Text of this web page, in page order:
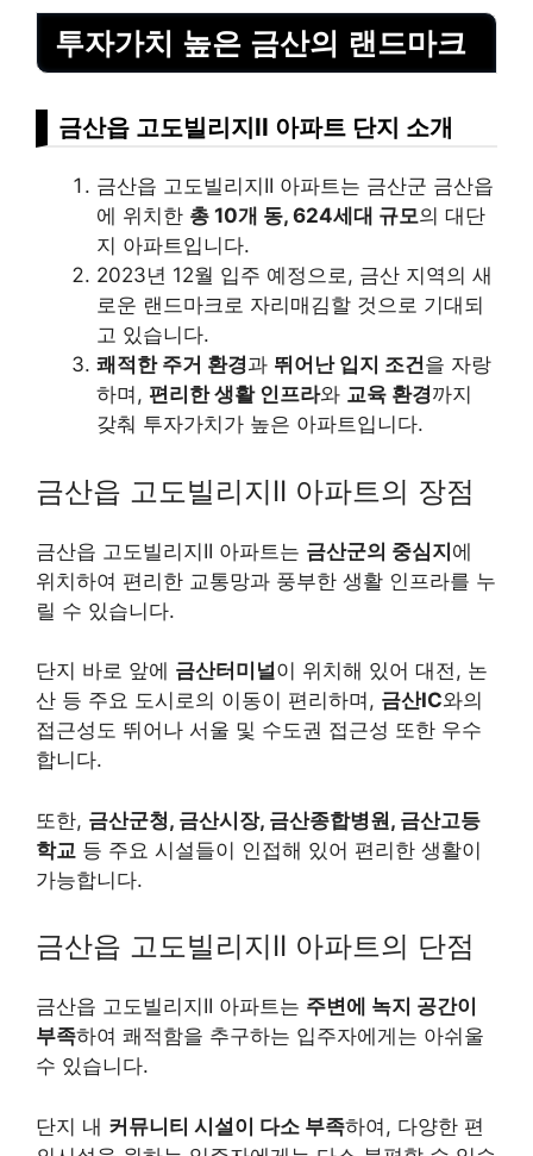
투자가치 높은 금산의 랜드마크
금산읍 고도빌리지II 아파트 단지 소개
금산읍 고도빌리지II 아파트는 금산군 금산읍
에 위치한 총 10개 동, 624세대 규모의 대단
지 아파트입니다.
2023년 12월 입주 예정으로, 금산 지역의 새
로운 랜드마크로 자리매김할 것으로 기대되
고 있습니다.
쾌적한 주거 환경과 뛰어난 입지 조건을 자랑
하며, 편리한 생활 인프라와 교육 환경까지
갖춰 투자가치가 높은 아파트입니다.
금산읍 고도빌리지II 아파트의 장점
금산읍 고도빌리지II 아파트는 금산군의 중심지에
위치하여 편리한 교통망과 풍부한 생활 인프라를 누
릴 수 있습니다.
단지 바로 앞에 금산터미널이 위치해 있어 대전, 논
산 등 주요 도시로의 이동이 편리하며, 금산IC와의
접근성도 뛰어나 서울 및 수도권 접근성 또한 우수
합니다.
또한, 금산군청, 금산시장, 금산종합병원, 금산고등
학교 등 주요 시설들이 인접해 있어 편리한 생활이
가능합니다.
금산읍 고도빌리지II 아파트의 단점
금산읍 고도빌리지II 아파트는 주변에 녹지 공간이
부족하여 쾌적함을 추구하는 입주자에게는 아쉬울
수 있습니다.
단지 내 커뮤니티 시설이 다소 부족하여, 다양한 편